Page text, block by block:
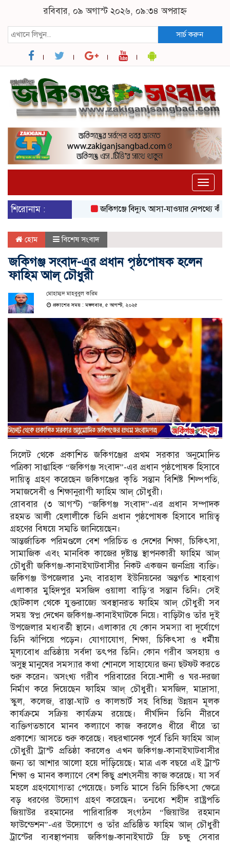
রবিবার, ০৯ অগাস্ট ২০২৬, ০৯:৩৪ অপরাহ্ন
সার্চ করুন
Toggle
শিরোনাম :
জকিগঞ্জে বিদ্যুৎ আসা-যাওয়ার নেপথ্যে কী,
হোম বিশেষ সংবাদ
জকিগঞ্জ সংবাদ-এর প্রধান পৃষ্ঠপোষক হলেন
ফাহিম আল্ চৌধুরী
মোহাম্মদ মাহবুবুল করিম
প্রকাশের সময় : মঙ্গলবার, ৫ আগস্ট, ২০২৫
সিলেট থেকে প্রকাশিত জকিগঞ্জের প্রথম সরকার অনুমোদিত
পত্রিকা সাপ্তাহিক “জকিগঞ্জ সংবাদ”-এর প্রধান পৃষ্ঠপোষক হিসাবে
দায়িত্ব গ্রহণ করেছেন জকিগঞ্জের কৃতি সন্তান বিশিষ্ট শিল্পপতি,
সমাজসেবী ও শিক্ষানুরাগী ফাহিম আল্ চৌধুরী।
রোববার (৩ আগস্ট) “জকিগঞ্জ সংবাদ”-এর প্রধান সম্পাদক
রহমত আলী হেলালীকে তিনি প্রধান পৃষ্ঠপোষক হিসাবে দায়িত্ব
গ্রহণের বিষয়ে সম্মতি জানিয়েছেন।
আন্তর্জাতিক পরিমণ্ডলে বেশ পরিচিত ও দেশের শিক্ষা, চিকিৎসা,
সামাজিক এবং মানবিক কাজের দৃষ্টান্ত স্থাপনকারী ফাহিম আল্
চৌধুরী জকিগঞ্জ-কানাইঘাটবাসীর নিকট একজন জনপ্রিয় ব্যক্তি।
জকিগঞ্জ উপজেলার ১নং বারহাল ইউনিয়নের অন্তর্গত শাহবাগ
এলাকার মুহিদপুর মসজিদ ওয়ালা বাড়ি’র সন্তান তিনি। সেই
ছোটকাল থেকে যুক্তরাজ্যে অবস্থানরত ফাহিম আল্ চৌধুরী সব
সময় স্বপ্ন দেখেন জকিগঞ্জ-কানাইঘাটকে নিয়ে। বাড়িটাও তাঁর দুই
উপজেলার মধ্যবর্তী স্থানে। এলাকার যে কোন সমস্যা বা দূর্যোগে
তিনি ঝাঁপিয়ে পড়েন। যোগাযোগ, শিক্ষা, চিকিৎসা ও ধর্মীয়
মূল্যবোধ প্রতিষ্ঠায় সর্বদা তৎপর তিনি। কোন গরীব অসহায় ও
অসুস্থ মানুষের সমস্যার কথা শোনলে সাহায্যের জন্য ছটফট করতে
শুরু করেন। অসংখ্য গরীব পরিবারের বিয়ে-শাদী ও ঘর-দরজা
নির্মাণ করে দিয়েছেন ফাহিম আল্ চৌধুরী। মসজিদ, মাদ্রাসা,
স্কুল, কলেজ, রাস্তা-ঘাট ও কালভার্ট সহ বিভিন্ন উন্নয়ন মূলক
কার্যক্রমে সক্রিয় কার্যক্রম রয়েছে। দীর্ঘদিন তিনি নীরবে
ব্যক্তিগতভাবে মানব কল্যাণে কাজ করলেও ধীরে ধীরে তা
প্রকাশ্যে আসতে শুরু করেছে। বছরখানেক পূর্বে তিনি ফাহিম আল্
চৌধুরী ট্রাস্ট প্রতিষ্ঠা করলেও এখন জকিগঞ্জ-কানাইঘাটবাসীর
জন্য তা আশার আলো হয়ে দাঁড়িয়েছে। মাত্র এক বছরে এই ট্রাস্ট
শিক্ষা ও মানব কল্যাণে বেশ কিছু প্রশংসনীয় কাজ করেছে। যা সর্ব
মহলে গ্রহণযোগ্যতা পেয়েছে। চলতি মাসে তিনি চিকিৎসা ক্ষেত্রে
বড় ধরণের উদ্যোগ গ্রহণ করেছেন। তন্মধ্যে শহীদ রাষ্ট্রপতি
জিয়াউর রহমানের পারিবারিক সংগঠন “জিয়াউর রহমান
ফাউন্ডেশন”-এর উদ্যোগে ও তাঁর প্রতিষ্ঠিত ফাহিম আল্ চৌধুরী
ট্রাস্টের ব্যবস্থাপনায় জকিগঞ্জ-কানাইঘাটে ফ্রি চক্ষু সেবার